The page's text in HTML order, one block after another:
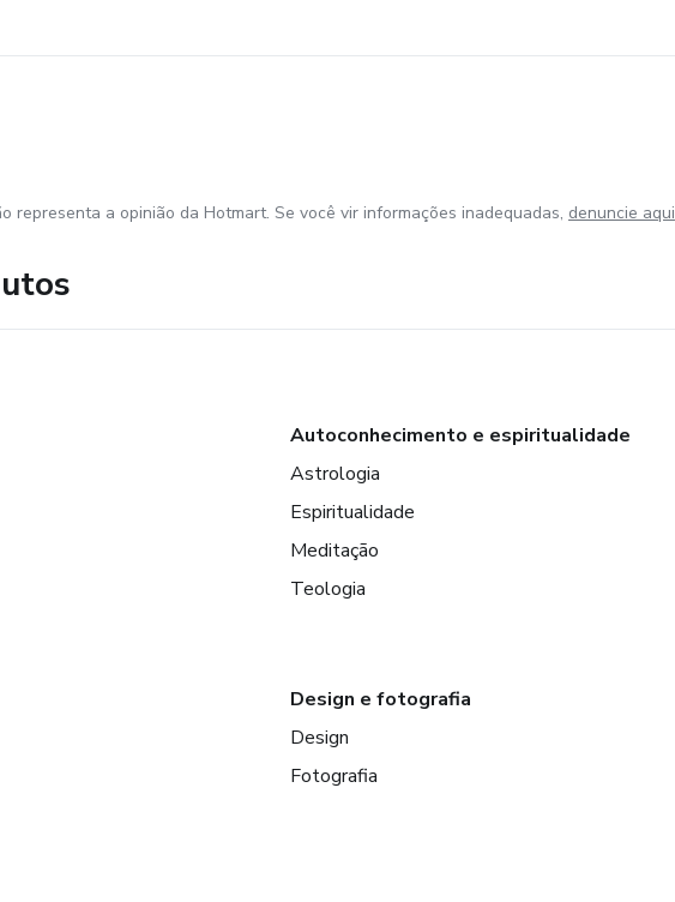
representa a opinião da Hotmart. Se você vir informações inadequadas, denuncie aqui
Autoconhecimento e espiritualidade
Astrologia
Espiritualidade
Meditação
Teologia
Design e fotografia
Design
Fotografia